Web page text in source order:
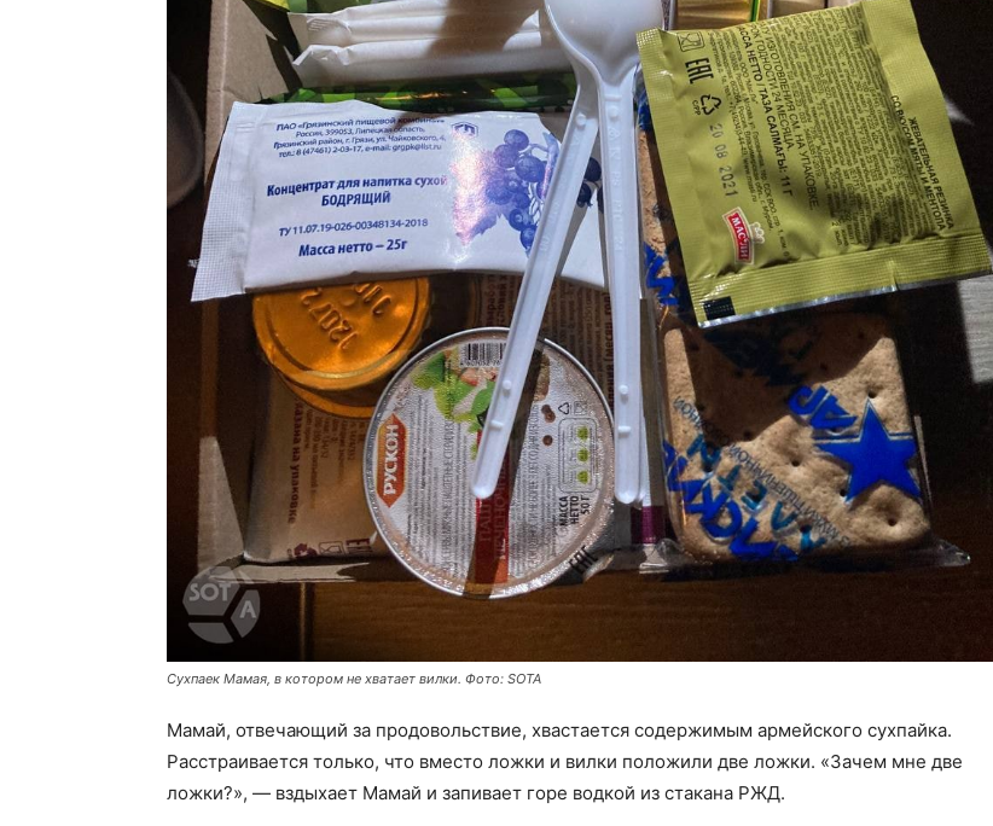
Сухпаек Мамая, в котором не хватает вилки. Фото: SOTA
Мамай, отвечающий за продовольствие, хвастается содержимым армейского сухпайка.
Расстраивается только, что вместо ложки и вилки положили две ложки. «Зачем мне две
ложки?», — вздыхает Мамай и запивает горе водкой из стакана РЖД.